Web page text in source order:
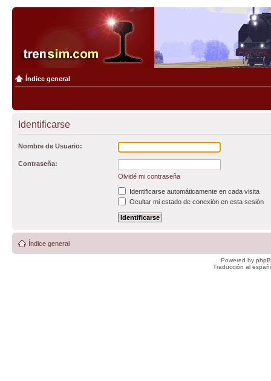
Índice general
Identificarse
Nombre de Usuario:
Contraseña:
Olvidé mi contraseña
Identificarse automáticamente en cada visita
Ocultar mi estado de conexión en esta sesión
Índice general
Powered by
Traducción al